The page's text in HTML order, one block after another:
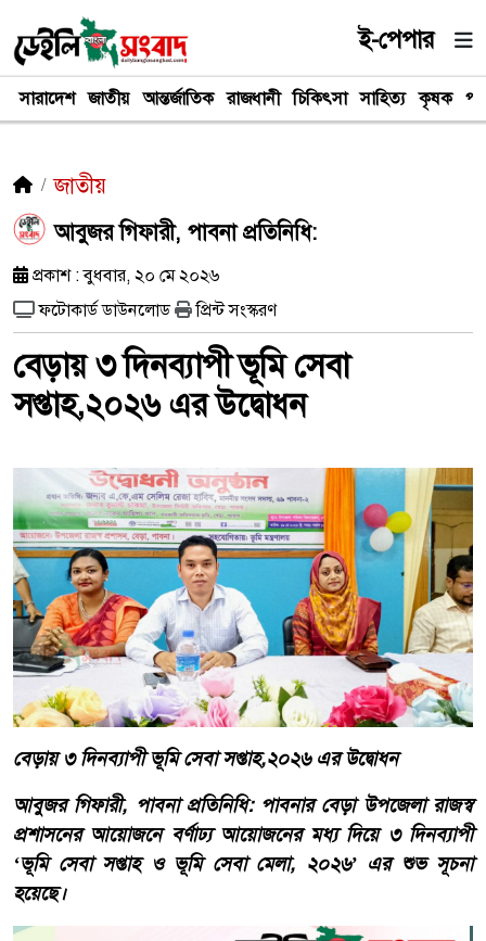
ই-পেপার
সারাদেশ জাতীয় আন্তর্জাতিক রাজধানী চিকিৎসা সাহিত্য কৃষক
জাতীয়
​আবুজর গিফারী, পাবনা প্রতিনিধি:
প্রকাশ : বুধবার, ২০ মে ২০২৬
ফটোকার্ড ডাউনলোড
প্রিন্ট সংস্করণ
বেড়ায় ৩ দিনব্যাপী ভূমি সেবা
সপ্তাহ,২০২৬ এর উদ্বোধন
বেড়ায় ৩ দিনব্যাপী ভূমি সেবা সপ্তাহ,২০২৬ এর উদ্বোধন
​আবুজর গিফারী, পাবনা প্রতিনিধি: পাবনার বেড়া উপজেলা রাজস্ব
প্রশাসনের আয়োজনে বর্ণাঢ্য আয়োজনের মধ্য দিয়ে ৩ দিনব্যাপী
‘ভূমি সেবা সপ্তাহ ও ভূমি সেবা মেলা, ২০২৬’ এর শুভ সূচনা
হয়েছে।